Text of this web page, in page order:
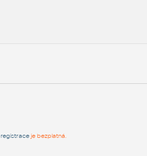
registraceje bezplatná.